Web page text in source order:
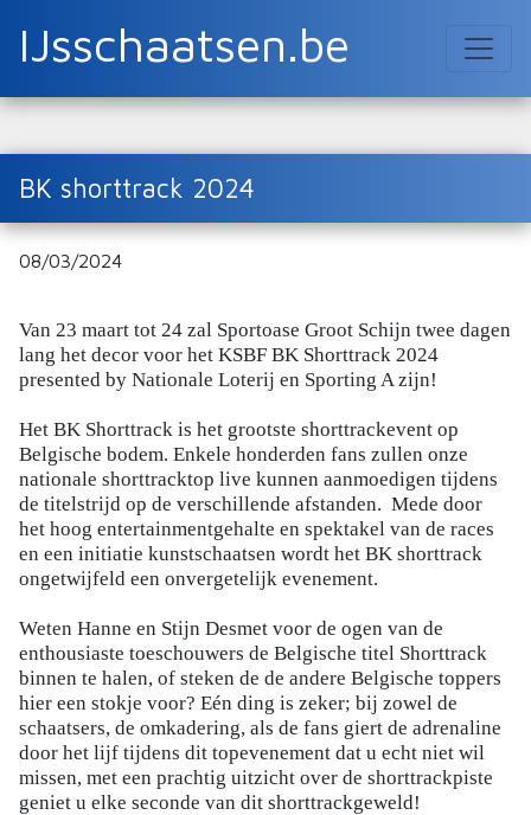
IJsschaatsen.be
BK shorttrack 2024
08/03/2024
Van 23 maart tot 24 zal Sportoase Groot Schijn twee dagen
lang het decor voor het KSBF BK Shorttrack 2024
presented by Nationale Loterij en Sporting A zijn!
Het BK Shorttrack is het grootste shorttrackevent op
Belgische bodem. Enkele honderden fans zullen onze
nationale shorttracktop live kunnen aanmoedigen tijdens
de titelstrijd op de verschillende afstanden. Mede door
het hoog entertainmentgehalte en spektakel van de races
en een initiatie kunstschaatsen wordt het BK shorttrack
ongetwijfeld een onvergetelijk evenement.
Weten Hanne en Stijn Desmet voor de ogen van de
enthousiaste toeschouwers de Belgische titel Shorttrack
binnen te halen, of steken de de andere Belgische toppers
hier een stokje voor? Eén ding is zeker; bij zowel de
schaatsers, de omkadering, als de fans giert de adrenaline
door het lijf tijdens dit topevenement dat u echt niet wil
missen, met een prachtig uitzicht over de shorttrackpiste
geniet u elke seconde van dit shorttrackgeweld!